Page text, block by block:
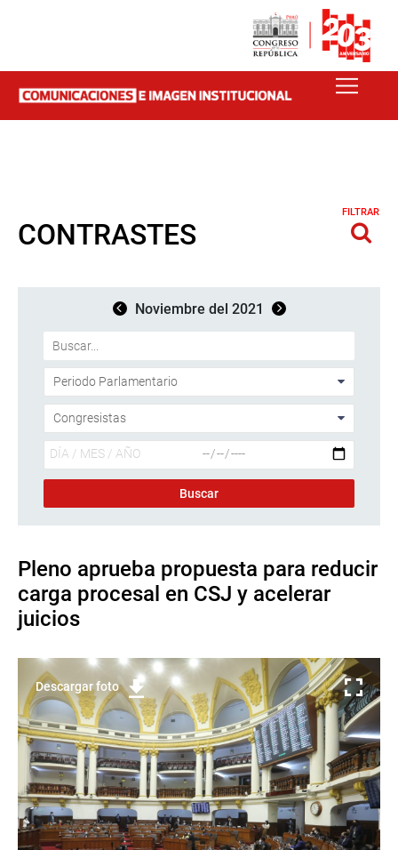
CONTRASTES
FILTRAR
Noviembre del 2021
Pleno aprueba propuesta para reducir
carga procesal en CSJ y acelerar
juicios
Descargar foto